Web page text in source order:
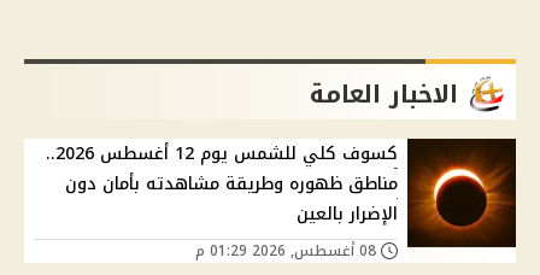
الاخبار العامة
كسوف كلي للشمس يوم 12 أغسطس 2026..
مناطق ظهوره وطريقة مشاهدته بأمان دون
الإضرار بالعين